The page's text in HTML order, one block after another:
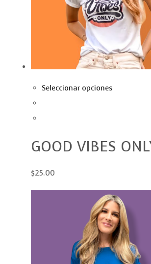
Seleccionar opciones
GOOD VIBES
$25.00